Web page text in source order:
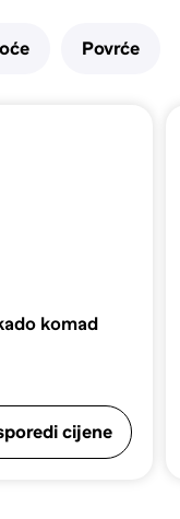
Povrće
komad
cijene